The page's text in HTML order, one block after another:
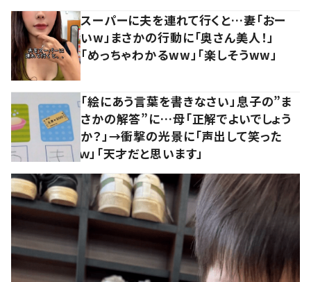
スーパーに夫を連れて行くと…妻「おー
いw」まさかの行動に「奥さん美人！」
「めっちゃわかるww」「楽しそうww」
「絵にあう言葉を書きなさい」息子の”ま
さかの解答”に…母「正解でよいでしょう
か？」→衝撃の光景に「声出して笑った
ｗ」「天才だと思います」